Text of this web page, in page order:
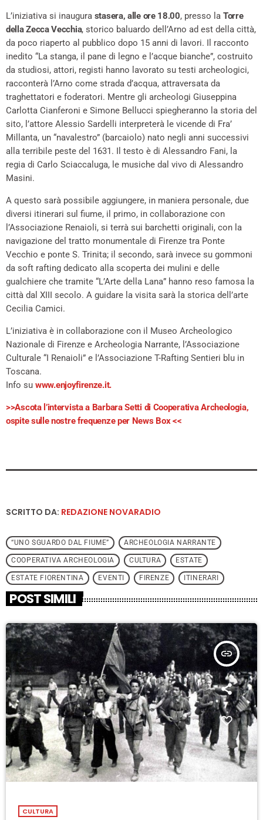
L’iniziativa si inaugura stasera, alle ore 18.00, presso la Torre
della Zecca Vecchia, storico baluardo dell’Arno ad est della città,
da poco riaperto al pubblico dopo 15 anni di lavori. Il racconto
inedito “La stanga, il pane di legno e l’acque bianche”, costruito
da studiosi, attori, registi hanno lavorato su testi archeologici,
racconterà l’Arno come strada d’acqua, attraversata da
traghettatori e foderatori. Mentre gli archeologi Giuseppina
Carlotta Cianferoni e Simone Bellucci spiegheranno la storia del
sito, l’attore Alessio Sardelli interpreterà le vicende di Fra’
Millanta, un “navalestro” (barcaiolo) nato negli anni successivi
alla terribile peste del 1631. Il testo è di Alessandro Fani, la
regia di Carlo Sciaccaluga, le musiche dal vivo di Alessandro
Masini.
A questo sarà possibile aggiungere, in maniera personale, due
diversi itinerari sul fiume, il primo, in collaborazione con
l’Associazione Renaioli, si terrà sui barchetti originali, con la
navigazione del tratto monumentale di Firenze tra Ponte
Vecchio e ponte S. Trinita; il secondo, sarà invece su gommoni
da soft rafting dedicato alla scoperta dei mulini e delle
gualchiere che tramite “L’Arte della Lana” hanno reso famosa la
città dal XIII secolo. A guidare la visita sarà la storica dell’arte
Cecilia Camici.
L’iniziativa è in collaborazione con il Museo Archeologico
Nazionale di Firenze e Archeologia Narrante, l’Associazione
Culturale “I Renaioli” e l’Associazione T-Rafting Sentieri blu in
Toscana.
Info su www.enjoyfirenze.it.
>>Ascota l’intervista a Barbara Setti di Cooperativa Archeologia,
ospite sulle nostre frequenze per News Box <<
SCRITTO DA: REDAZIONE NOVARADIO
“UNO SGUARDO DAL FIUME” ARCHEOLOGIA NARRANTE
COOPERATIVA ARCHEOLOGIA CULTURA ESTATE
ESTATE FIORENTINA EVENTI FIRENZE ITINERARI
POST SIMILI
insert_link
CULTURA